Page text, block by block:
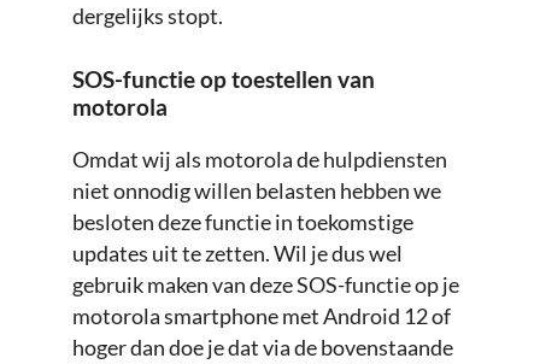
dergelijks stopt.
SOS-functie op toestellen van
motorola
Omdat wij als motorola de hulpdiensten
niet onnodig willen belasten hebben we
besloten deze functie in toekomstige
updates uit te zetten. Wil je dus wel
gebruik maken van deze SOS-functie op je
motorola smartphone met Android 12 of
hoger dan doe je dat via de bovenstaande